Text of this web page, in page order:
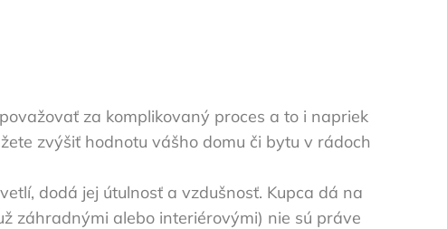
za komplikovaný proces a to i napriek
zvýšiť hodnotu vášho domu či bytu v rádoch
dodá jej útulnosť a vzdušnosť. Kupca dá na
záhradnými alebo interiérovými) nie sú práve